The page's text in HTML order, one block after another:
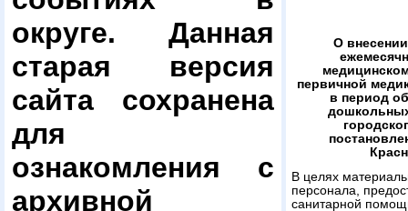
округе. Данная
старая версия
сайта сохранена
для
ознакомления с
архивной
О
первичной
в период
В целях
персонала,
санитарной